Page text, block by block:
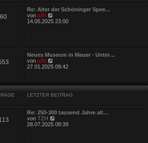
g
B
e
i
t
e
s
t
r
Re: Alter der Schöninger Spee…
vonulfr
e
e
r
e
r
g
14.05.2025 23:00
Neues Museum in Mauer - Unter…
vonulfr
e
s
e
B
e
i
t
27.01.2025 09:42
LETZTER BEITRAG
Re: 250-300 tausend Jahre alt…
vonTZH
e
28.07.2025 08:39